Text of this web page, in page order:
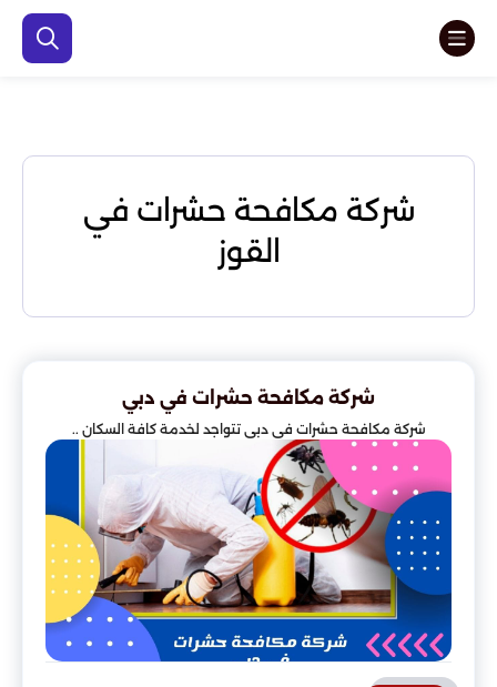
شركة مكافحة حشرات في
القوز
شركة مكافحة حشرات في دبي
شركة مكافحة حشرات في دبي تتواجد لخدمة كافة السكان ..